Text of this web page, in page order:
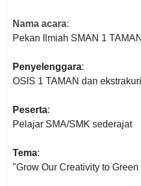
Nama acara:
Pekan Ilmiah SMAN 1
Penyelenggara:
OSIS 1 TAMAN dan
Peserta:
Pelajar SMA/SMK sederajat
Tema:
"Grow Our Creativity to